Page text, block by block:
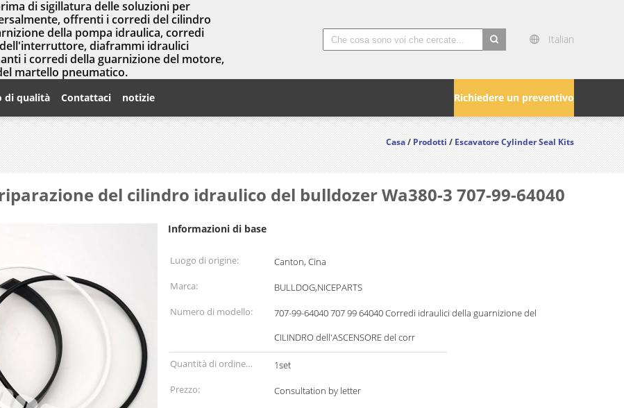
di sigillatura delle soluzioni per
offrenti i corredi del cilindro
della pompa idraulica, corredi
diaframmi idraulici
i corredi della guarnizione del motore,
martello pneumatico.
Italian
Richiedere un preventivo
di qualità Contattaci notizie
Casa/Prodotti/Escavatore Cylinder Seal Kits
del cilindro idraulico del bulldozer Wa380-3 707-99-64040
Informazioni di base
Luogo di origine:
Canton, Cina
Marca:
BULLDOG,NICEPARTS
Numero di modello:
707-99-64040 707 99 64040 Corredi idraulici della guarnizione del
CILINDRO dell'ASCENSORE del corr
Quantità di ordine
minimo:
1set
Prezzo:
Consultation by letter